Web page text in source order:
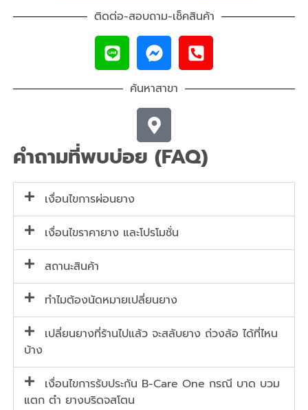
ติดต่อ-สอบถาม-เช็คสินค้า
ค้นหาสาขา
คำถามที่พบบ่อย (FAQ)
เงื่อนไขการผ่อนยาง
เงื่อนไขราคายาง และโปรโมชั่น
สถานะสินค้า
ทำไมต้องนัดหมายเปลี่ยนยาง
เปลี่ยนยางที่ร้านไปแล้ว จะสลับยาง ถ่วงล้อ ได้ที่ไหน
บ้าง
เงื่อนไขการรับประกัน B-Care One กรณี บาด บวม
แตก ตำ ยางบริดจสโตน